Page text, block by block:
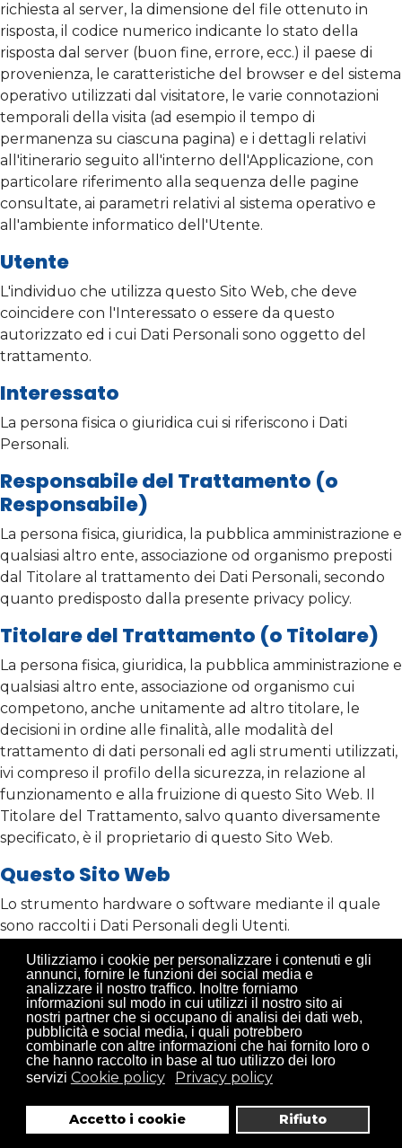
Utilizziamo i cookie per personalizzare i contenuti e gli
annunci, fornire le funzioni dei social media e
analizzare il nostro traffico. Inoltre forniamo
informazioni sul modo in cui utilizzi il nostro sito ai
nostri partner che si occupano di analisi dei dati web,
pubblicità e social media, i quali potrebbero
combinarle con altre informazioni che hai fornito loro o
che hanno raccolto in base al tuo utilizzo dei loro
servizi Cookie policy Privacy policy
Accetto i cookie Rifiuto
richiesta al server, la dimensione del file ottenuto in
risposta, il codice numerico indicante lo stato della
risposta dal server (buon fine, errore, ecc.) il paese di
provenienza, le caratteristiche del browser e del sistema
operativo utilizzati dal visitatore, le varie connotazioni
temporali della visita (ad esempio il tempo di
permanenza su ciascuna pagina) e i dettagli relativi
all'itinerario seguito all'interno dell'Applicazione, con
particolare riferimento alla sequenza delle pagine
consultate, ai parametri relativi al sistema operativo e
all'ambiente informatico dell'Utente.
Utente
L'individuo che utilizza questo Sito Web, che deve
coincidere con l'Interessato o essere da questo
autorizzato ed i cui Dati Personali sono oggetto del
trattamento.
Interessato
La persona fisica o giuridica cui si riferiscono i Dati
Personali.
Responsabile del Trattamento (o
Responsabile)
La persona fisica, giuridica, la pubblica amministrazione e
qualsiasi altro ente, associazione od organismo preposti
dal Titolare al trattamento dei Dati Personali, secondo
quanto predisposto dalla presente privacy policy.
Titolare del Trattamento (o Titolare)
La persona fisica, giuridica, la pubblica amministrazione e
qualsiasi altro ente, associazione od organismo cui
competono, anche unitamente ad altro titolare, le
decisioni in ordine alle finalità, alle modalità del
trattamento di dati personali ed agli strumenti utilizzati,
ivi compreso il profilo della sicurezza, in relazione al
funzionamento e alla fruizione di questo Sito Web. Il
Titolare del Trattamento, salvo quanto diversamente
specificato, è il proprietario di questo Sito Web.
Questo Sito Web
Lo strumento hardware o software mediante il quale
sono raccolti i Dati Personali degli Utenti.
Cookie
Piccola porzione di dati conservata all'interno del
dispositivo dell'Utente.
Riferimenti legali
molteplici ordinamenti legislativi, inclusi gli artt. 13 e 14
del Regolamento (UE) 2016/679.